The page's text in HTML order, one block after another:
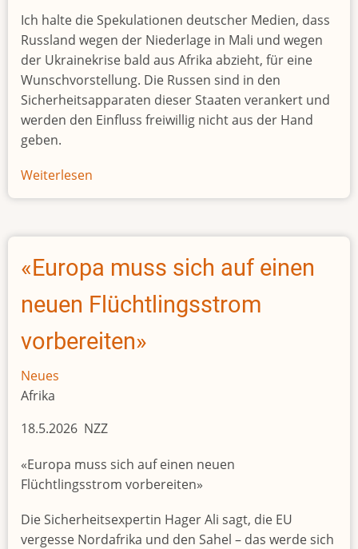
Ich halte die Spekulationen deutscher Medien, dass
Russland wegen der Niederlage in Mali und wegen
der Ukrainekrise bald aus Afrika abzieht, für eine
Wunschvorstellung. Die Russen sind in den
Sicherheitsapparaten dieser Staaten verankert und
werden den Einfluss freiwillig nicht aus der Hand
geben.
Weiterlesen
Ist
Afrikapolitik
gescheitert?
«Europa muss sich auf einen
neuen Flüchtlingsstrom
vorbereiten»
Neues
Afrika
18.5.2026 NZZ
«Europa muss sich auf einen neuen
Flüchtlingsstrom vorbereiten»
Die Sicherheitsexpertin Hager Ali sagt, die EU
vergesse Nordafrika und den Sahel – das werde sich